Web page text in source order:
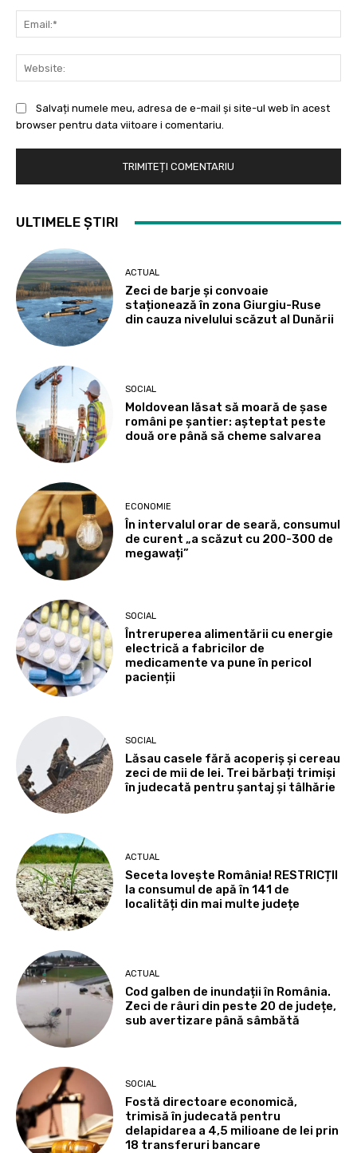
Salvați numele meu, adresa de e-mail și site-ul web în acest
browser pentru data viitoare i comentariu.
ULTIMELE ȘTIRI
ACTUAL
Zeci de barje și convoaie
staționează în zona Giurgiu-Ruse
din cauza nivelului scăzut al Dunării
SOCIAL
Moldovean lăsat să moară de șase
români pe șantier: așteptat peste
două ore până să cheme salvarea
ECONOMIE
În intervalul orar de seară, consumul
de curent „a scăzut cu 200-300 de
megawați”
SOCIAL
Întreruperea alimentării cu energie
electrică a fabricilor de
medicamente va pune în pericol
pacienții
SOCIAL
Lăsau casele fără acoperiș și cereau
zeci de mii de lei. Trei bărbați trimiși
în judecată pentru șantaj și tâlhărie
ACTUAL
Seceta lovește România! RESTRICȚII
la consumul de apă în 141 de
localități din mai multe județe
ACTUAL
Cod galben de inundații în România.
Zeci de râuri din peste 20 de județe,
sub avertizare până sâmbătă
SOCIAL
Fostă directoare economică,
trimisă în judecată pentru
delapidarea a 4,5 milioane de lei prin
18 transferuri bancare